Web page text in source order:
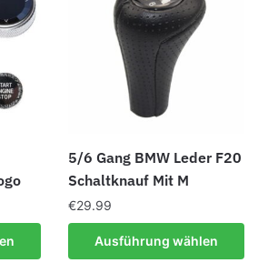
Optionen
gewählt
werden
5/6 Gang BMW Leder F20
Schaltknauf Mit M
€29.99
Ausführung wählen
Dieses
Produkt